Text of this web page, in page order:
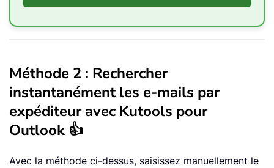
Méthode 2 : Rechercher
instantanément les e-mails par
expéditeur avec Kutools pour
Outlook 👍
Avec la méthode ci-dessus, saisissez manuellement le